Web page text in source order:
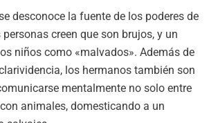
desconoce la fuente de los poderes de
creen que son brujos, y un
niños como «malvados». Además de
los hermanos también son
mentalmente no solo entre
animales, domesticando a un